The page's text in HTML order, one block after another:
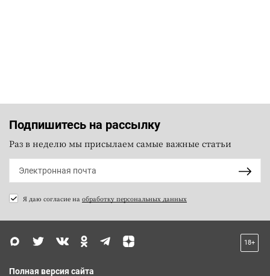
Подпишитесь на рассылку
Раз в неделю мы присылаем самые важные статьи
Я даю согласие на обработку персональных данных
18+
Полная версия сайта